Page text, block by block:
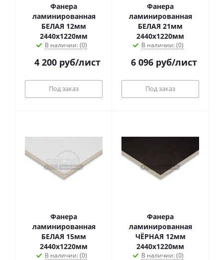
Фанера
ламинированная
БЕЛАЯ 12мм
2440х1220мм
В наличии: (0)
4 200руб/лист
Под заказ
Фанера
ламинированная
БЕЛАЯ 21мм
2440х1220мм
В наличии: (0)
6 096руб/лист
Под заказ
Фанера
ламинированная
БЕЛАЯ 15мм
2440х1220мм
В наличии: (0)
Фанера
ламинированная
ЧЁРНАЯ 12мм
2440х1220мм
В наличии: (0)